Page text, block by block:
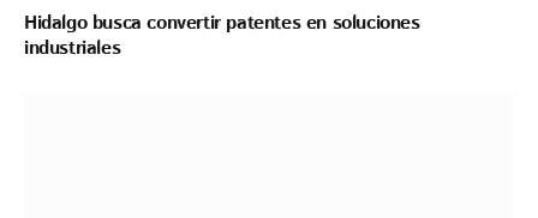
Hidalgo busca convertir patentes en soluciones
industriales